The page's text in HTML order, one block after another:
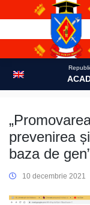
prevenirea
baza de
10 decembrie 2021